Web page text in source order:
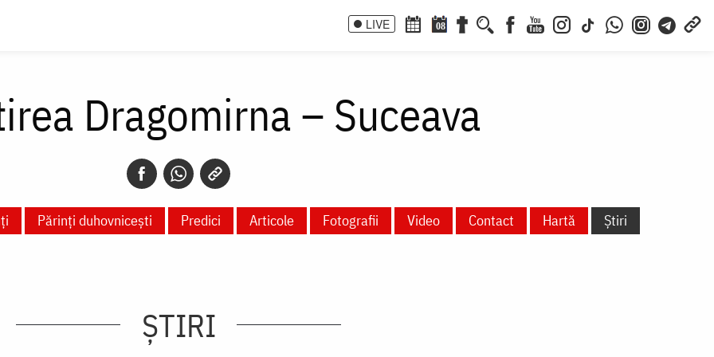
LIVE 08
Dragomirna – Suceava
Părinți duhovnicești Predici Articole Fotografii Video Contact Hartă Știri
ȘTIRI